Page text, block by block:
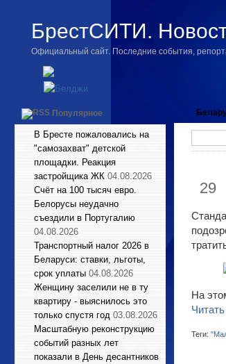
БрестСИТИ.
Официальный сайт. Последние события,
Популярное
В Бресте пожаловались на
"самозахват" детской
площадки. Реакция
застройщика ЖК 04.08.2026
Счёт на 100 тысяч евро.
Белорусы неудачно
съездили в Португалию
04.08.2026
Транспортный налог 2026 в
Беларуси: ставки, льготы,
срок уплаты 04.08.2026
Женщину заселили не в ту
квартиру - выяснилось это
только спустя год 03.08.2026
Масштабную реконструкцию
событий разных лет
показали в День десантников
29
На
Теги: